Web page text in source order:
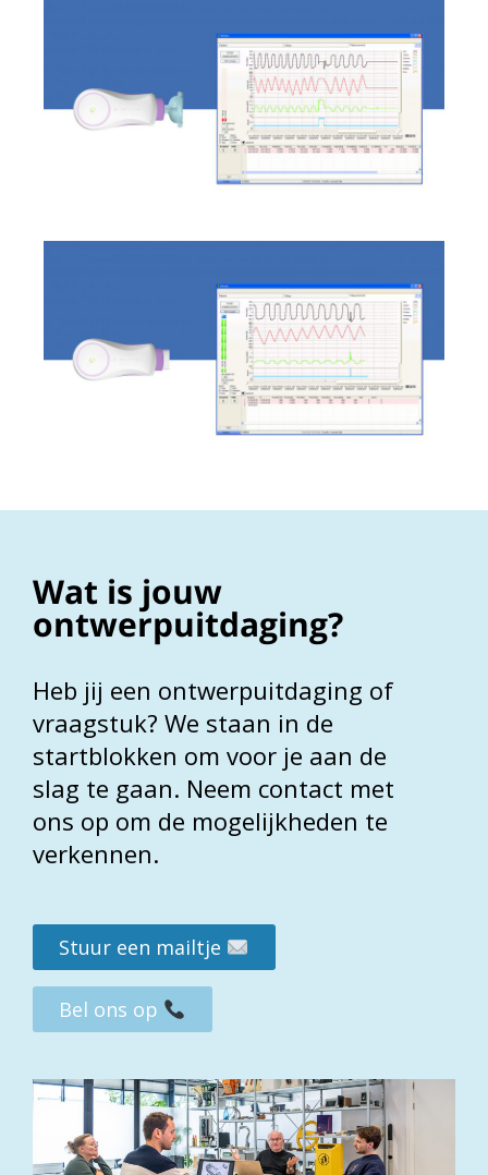
Wat is jouw
ontwerpuitdaging?
Heb jij een ontwerpuitdaging of
vraagstuk? We staan in de
startblokken om voor je aan de
slag te gaan. Neem contact met
ons op om de mogelijkheden te
verkennen.
Stuur een mailtje
Bel ons op
VORIGE
TERUG NAAR PROJECTEN
VOLGENDE